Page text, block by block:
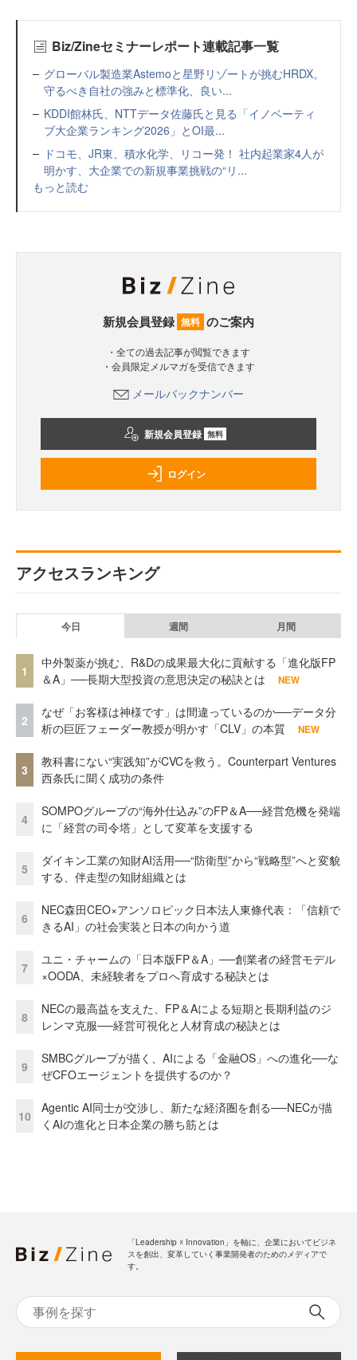
Biz/Zineセミナーレポート連載記事一覧
グローバル製造業Astemoと星野リゾートが挑むHRDX。
守るべき自社の強みと標準化、良い...
KDDI館林氏、NTTデータ佐藤氏と見る「イノベーティ
ブ大企業ランキング2026」とOI最...
ドコモ、JR東、積水化学、リコー発！ 社内起業家4人が
明かす、大企業での新規事業挑戦の“リ...
もっと読む
新規会員登録 無料 のご案内
・全ての過去記事が閲覧できます
・会員限定メルマガを受信できます
メールバックナンバー
新規会員登録 無料
ログイン
アクセスランキング
今日 週間 月間
1
中外製薬が挑む、R&Dの成果最大化に貢献する「進化版FP
＆A」──長期大型投資の意思決定の秘訣とは
NEW
2
なぜ「お客様は神様です」は間違っているのか──データ分
析の巨匠フェーダー教授が明かす「CLV」の本質
NEW
3
教科書にない“実践知”がCVCを救う。Counterpart Ventures
西条氏に聞く成功の条件
4
SOMPOグループの“海外仕込み”のFP＆A──経営危機を発端
に「経営の司令塔」として変革を支援する
5
ダイキン工業の知財AI活用──“防衛型”から“戦略型”へと変貌
する、伴走型の知財組織とは
6
NEC森田CEO×アンソロピック日本法人東條代表：「信頼で
きるAI」の社会実装と日本の向かう道
7
ユニ・チャームの「日本版FP＆A」──創業者の経営モデル
×OODA、未経験者をプロへ育成する秘訣とは
8
NECの最高益を支えた、FP＆Aによる短期と長期利益のジ
レンマ克服──経営可視化と人材育成の秘訣とは
9
SMBCグループが描く、AIによる「金融OS」への進化──な
ぜCFOエージェントを提供するのか？
10
Agentic AI同士が交渉し、新たな経済圏を創る──NECが描
くAIの進化と日本企業の勝ち筋とは
「Leadership ☓ Innovation」を軸に、企業においてビジネ
スを創出、変革していく事業開発者のためのメディアで
す。